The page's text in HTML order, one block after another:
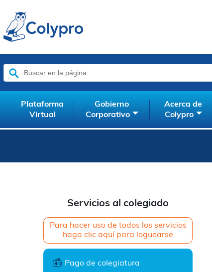
Buscar:
Plataforma
Virtual
Gobierno
Corporativo
Acerca de
Colypro
Servicios al colegiado
Para hacer uso de todos los servicios
haga clic aquí para loguearse
Pago de colegiatura